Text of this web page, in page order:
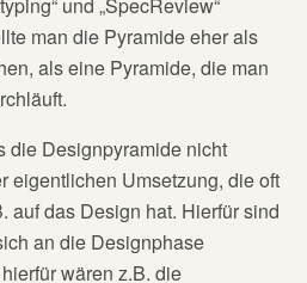
und „SpecReview“
man die Pyramide eher als
als eine Pyramide, die man
die Designpyramide nicht
eigentlichen Umsetzung, die oft
auf das Design hat. Hierfür sind
an die Designphase
wären z.B. die